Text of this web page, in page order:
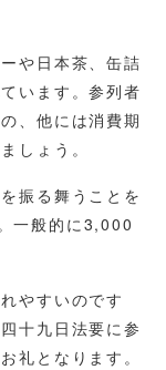
や日本茶、缶詰
います。参列者
、他には消費期
しょう。
振る舞うことを
一般的に3,000
やすいのです
十九日法要に参
礼となります。